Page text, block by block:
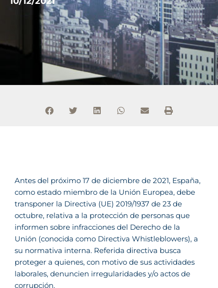
Antes del próximo 17 de diciembre de 2021, España,
como estado miembro de la Unión Europea, debe
transponer la Directiva (UE) 2019/1937 de 23 de
octubre, relativa a la protección de personas que
informen sobre infracciones del Derecho de la
Unión (conocida como Directiva Whistleblowers), a
su normativa interna. Referida directiva busca
proteger a quienes, con motivo de sus actividades
laborales, denuncien irregularidades y/o actos de
corrupción.